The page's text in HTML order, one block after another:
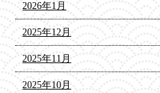
2026年1月
2025年12月
2025年11月
2025年10月